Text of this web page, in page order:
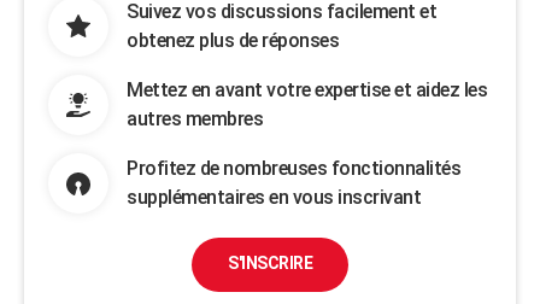
Suivez vos discussions facilement et
obtenez plus de réponses
Mettez en avant votre expertise et aidez les
autres membres
Profitez de nombreuses fonctionnalités
supplémentaires en vous inscrivant
S'INSCRIRE